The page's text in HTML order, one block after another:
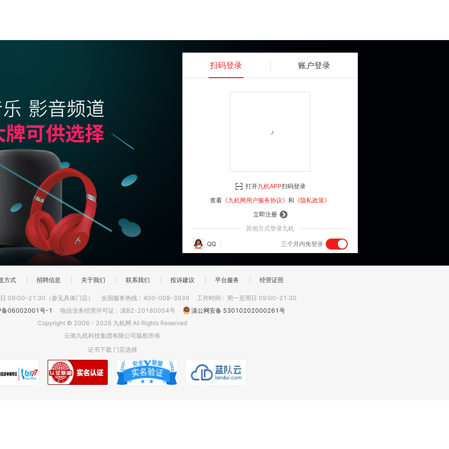
扫码登录 账户登录
登 录
立即注册
其他方式登录九机
QQ 三个月内免登录
打开九机APP扫码登录
查看 《九机网用户服务协议》 和 《隐私政策》
方式 招聘信息 关于我们 联系我们 投诉建议 平台服务 经营证照
09:00-21:30（参见具体门店） 全国服务热线 : 400-008-3939 工作时间 : 周一至周日 09:00-21:30
备06002001号-1
电信业务经营许可证 : 滇B2-20180054号
滇公网安备 53010202000261号
Copyright © 2006 - 2026 九机网 All Rights Reserved
云南九机科技集团有限公司版权所有
证书下载 门店选择